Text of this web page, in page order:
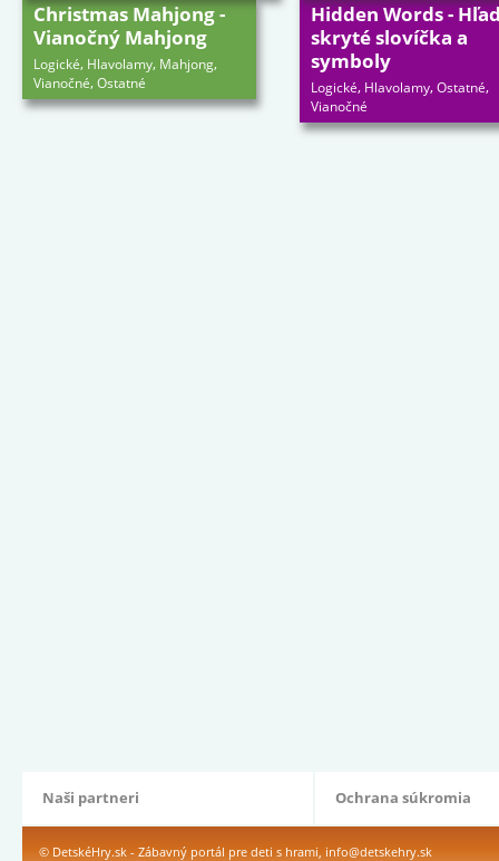
Christmas Mahjong -
Vianočný Mahjong
Logické, Hlavolamy, Mahjong,
Vianočné,Ostatné
Hidden Words -
skryté slovíčka a
symboly
Logické, Hlavolamy,Ostatné,
Vianočné
Naši partneri Ochrana súkromia
© DetskéHry.sk - Zábavný portál pre deti s hrami, info@detskehry.sk